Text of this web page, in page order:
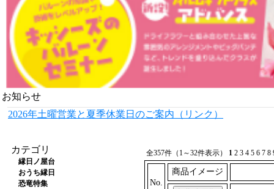
お知らせ
2026年土曜営業と夏季休業日のご案内（リンク）
カテゴリ
縁日ノ屋台
おうち縁日
恐竜特集
全357件（1～32件表示） 1 2 3 4 5 6 7 8
No.
商品イメージ